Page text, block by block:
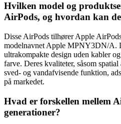
Hvilken model og
AirPods, og hvordan kan de
Disse AirPods tilhører Apple
modelnavnet Apple MPNY3DN/A.
ultrakompakte design uden kabler
farve. Deres kvaliteter, såsom
sved- og vandafvisende funktion,
på markedet.
Hvad er forskellen mellem
generationer?